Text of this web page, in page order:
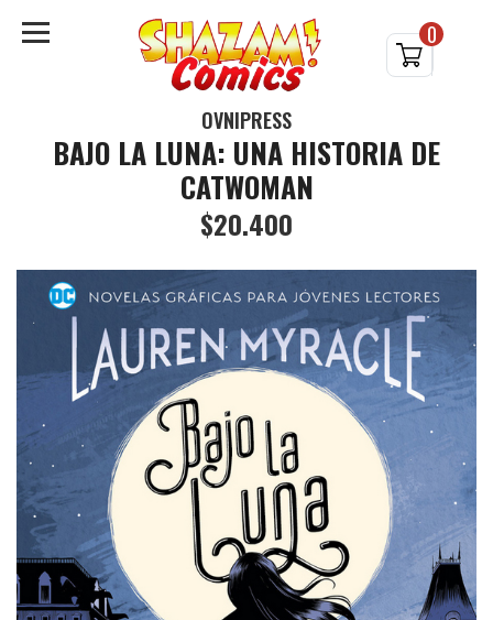
0
OVNIPRESS
BAJO LA LUNA: UNA HISTORIA DE
CATWOMAN
$20.400